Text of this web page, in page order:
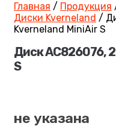
Главная / Продукция
Диски Kverneland /
Kverneland MiniAir S
Диск AC826076,
S
не указана